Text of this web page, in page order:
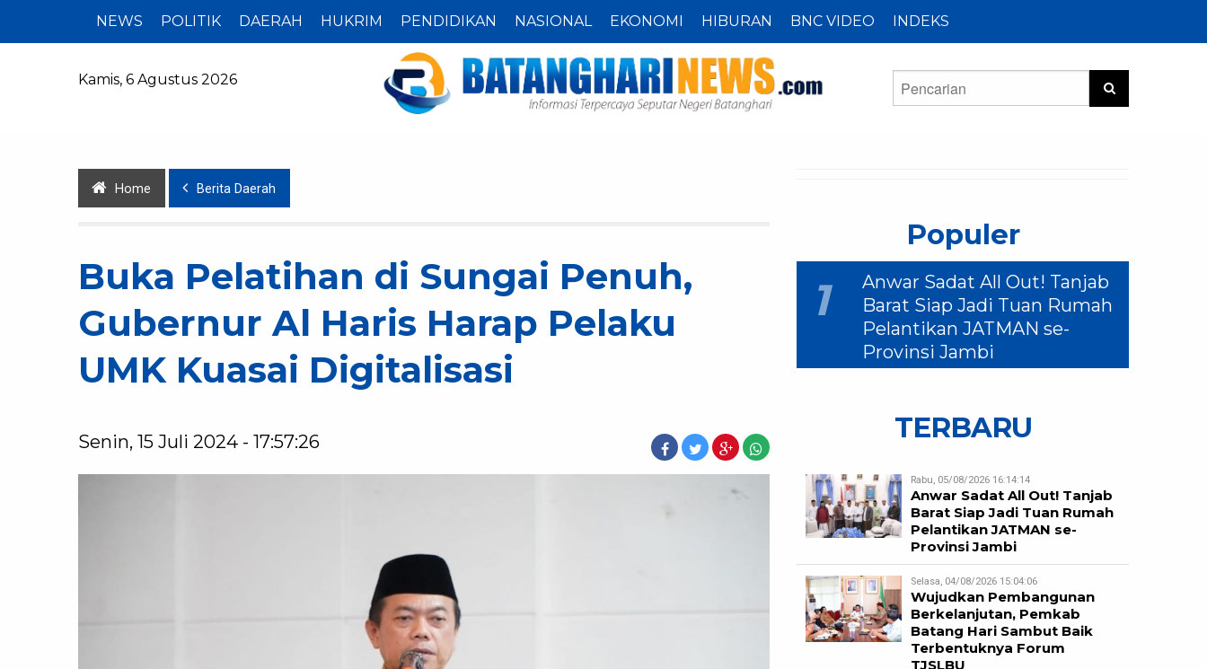
NEWS POLITIK DAERAH HUKRIM PENDIDIKAN NASIONAL EKONOMI HIBURAN BNC VIDEO INDEKS
Kamis, 6 Agustus 2026
Home Berita Daerah
Buka Pelatihan di Sungai Penuh,
Gubernur Al Haris Harap Pelaku
UMK Kuasai Digitalisasi
Senin, 15 Juli 2024 - 17:57:26
Populer
1
Anwar Sadat All Out! Tanjab
Barat Siap Jadi Tuan Rumah
Pelantikan JATMAN se-
Provinsi Jambi
TERBARU
Rabu, 05/08/2026 16:14:14
Anwar Sadat All Out! Tanjab
Barat Siap Jadi Tuan Rumah
Pelantikan JATMAN se-
Provinsi Jambi
Selasa, 04/08/2026 15:04:06
Wujudkan Pembangunan
Berkelanjutan, Pemkab
Batang Hari Sambut Baik
Terbentuknya Forum
TJSLBU